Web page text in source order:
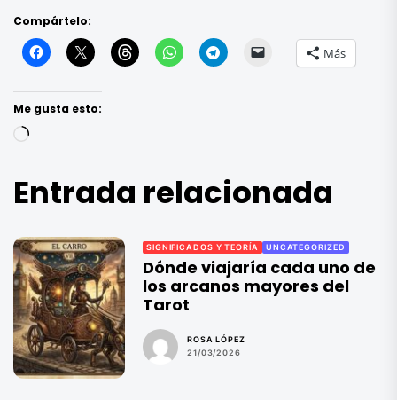
Compártelo:
Más
Me gusta esto:
Cargando...
Entrada relacionada
SIGNIFICADOS Y TEORÍA UNCATEGORIZED
Dónde viajaría cada uno de
los arcanos mayores del
Tarot
ROSA LÓPEZ
21/03/2026